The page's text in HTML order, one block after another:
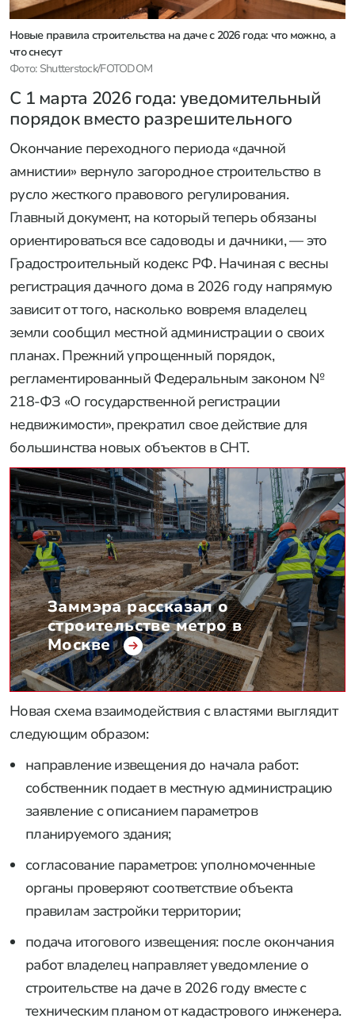
Новые правила строительства на даче с 2026 года: что можно, а
что снесут
Фото: Shutterstock/FOTODOM
С 1 марта 2026 года: уведомительный
порядок вместо разрешительного
Окончание переходного периода «дачной
амнистии» вернуло загородное строительство в
русло жесткого правового регулирования.
Главный документ, на который теперь обязаны
ориентироваться все садоводы и дачники, — это
Градостроительный кодекс РФ. Начиная с весны
регистрация дачного дома в 2026 году напрямую
зависит от того, насколько вовремя владелец
земли сообщил местной администрации о своих
планах. Прежний упрощенный порядок,
регламентированный Федеральным законом №
218-ФЗ «О государственной регистрации
недвижимости», прекратил свое действие для
большинства новых объектов в СНТ.
Заммэра рассказал о
строительстве метро в
Москве
Новая схема взаимодействия с властями выглядит
следующим образом:
направление извещения до начала работ:
собственник подает в местную администрацию
заявление с описанием параметров
планируемого здания;
согласование параметров: уполномоченные
органы проверяют соответствие объекта
правилам застройки территории;
подача итогового извещения: после окончания
работ владелец направляет уведомление о
строительстве на даче в 2026 году вместе с
техническим планом от кадастрового инженера.